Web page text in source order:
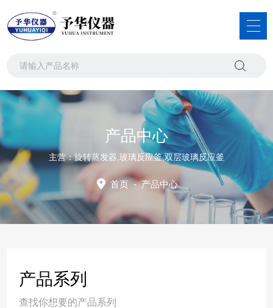
产品中心
主营：旋转蒸发器,玻璃反应釜,双层玻璃反应釜
首页-产品中心
产品系列
查找你想要的产品系列